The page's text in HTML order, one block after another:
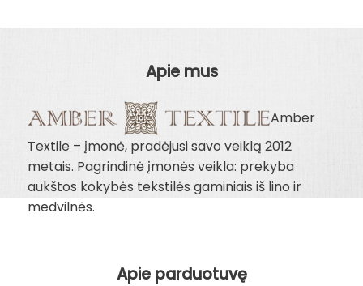
Apie mus
Amber
Textile – įmonė, pradėjusi savo veiklą 2012
metais. Pagrindinė įmonės veikla: prekyba
aukštos kokybės tekstilės gaminiais iš lino ir
medvilnės.
Apie parduotuvę